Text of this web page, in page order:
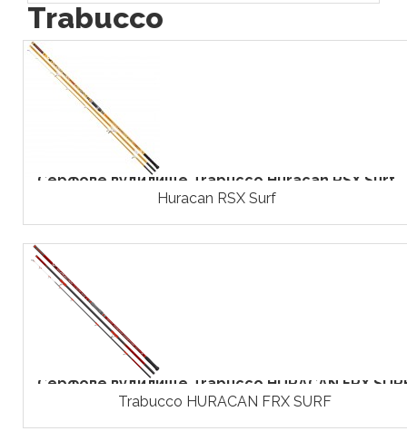
Trabucco
Серфове вудилище Trabucco Huracan RSX Surf
Huracan RSX Surf
Серфове вудилище Trabucco HURACAN FRX
Trabucco HURACAN FRX SURF